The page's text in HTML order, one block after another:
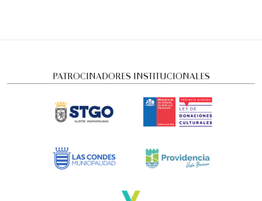
PATROCINADORES INSTITUCIONALES